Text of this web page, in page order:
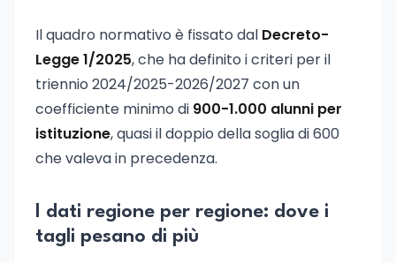
Il quadro normativo è fissato dal Decreto-
Legge 1/2025, che ha definito i criteri per il
triennio 2024/2025-2026/2027 con un
coefficiente minimo di 900-1.000 alunni per
istituzione, quasi il doppio della soglia di 600
che valeva in precedenza.
I dati regione per regione: dove i
tagli pesano di più